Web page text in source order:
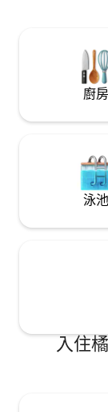
達Jesses餐廳
廚房
泳池
入住